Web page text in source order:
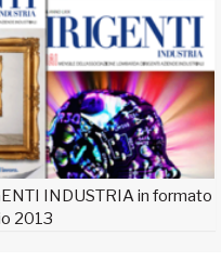
INDUSTRIA in formato
2013